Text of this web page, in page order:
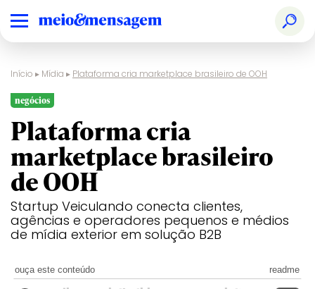
Início ▸ Mídia ▸ Plataforma cria marketplace brasileiro de OOH
negócios
Plataforma cria
marketplace brasileiro
de OOH
Startup Veiculando conecta clientes,
agências e operadores pequenos e médios
de mídia exterior em solução B2B
ouça este conteúdo readme